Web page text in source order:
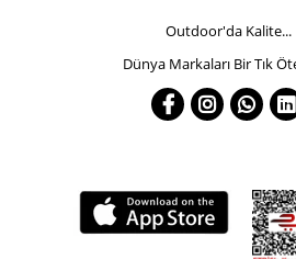
Outdoor'da Kalite...
Dünya Markaları Bir Tık